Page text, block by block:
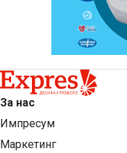
За нас
Импресум
Маркетинг